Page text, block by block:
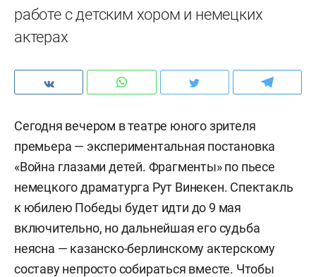
работе с детским хором и немецких
актерах
Сегодня вечером в театре юного зрителя
премьера — экспериментальная постановка
«Война глазами детей. Фрагменты» по пьесе
немецкого драматурга Рут Винекен. Спектакль
к юбилею Победы будет идти до 9 мая
включительно, но дальнейшая его судьба
неясна — казанско-берлинскому актерскому
составу непросто собираться вместе. Чтобы